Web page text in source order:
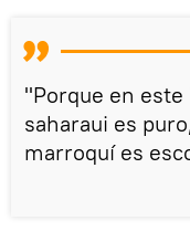
"Porque en
saharaui es
marroquí es